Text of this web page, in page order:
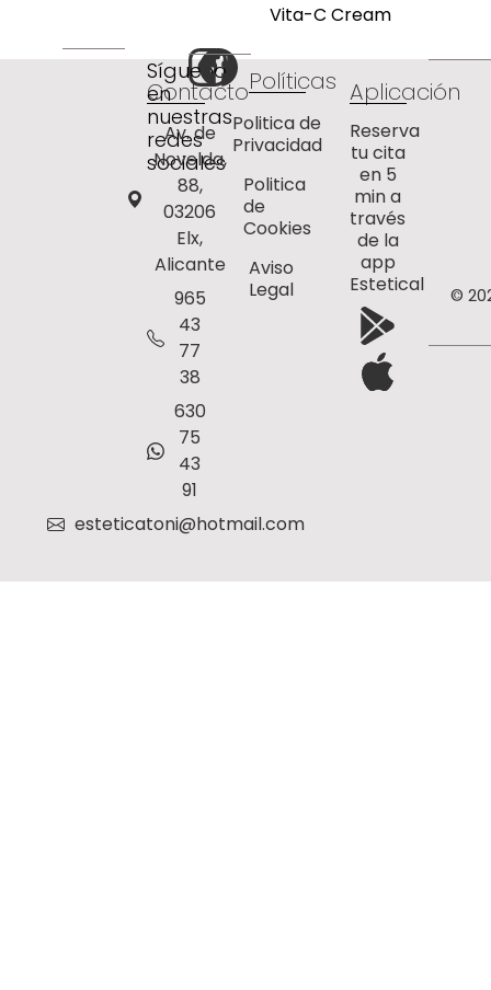
Vita-C Cream
Síguenos
en
nuestras
redes
sociales
Contacto
Av. de
Novelda,
88,
03206
Elx,
Alicante
965
43
77
38
630
75
43
91
esteticatoni@hotmail.com
Políticas
Politica de
Privacidad
Politica
de
Cookies
Aviso
Legal
Aplicación
Reserva
tu cita
en 5
min a
través
de la
app
Estetical
©